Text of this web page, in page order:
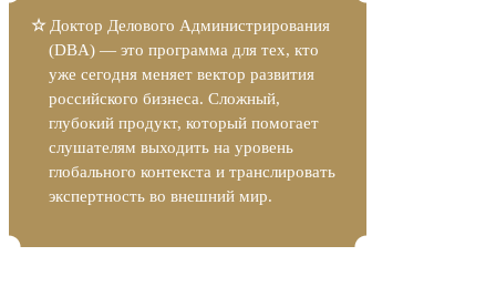
☆Доктор Делового Администрирования
(DBA) — это программа для тех, кто
уже сегодня меняет вектор развития
российского бизнеса. Сложный,
глубокий продукт, который помогает
слушателям выходить на уровень
глобального контекста и транслировать
экспертность во внешний мир.